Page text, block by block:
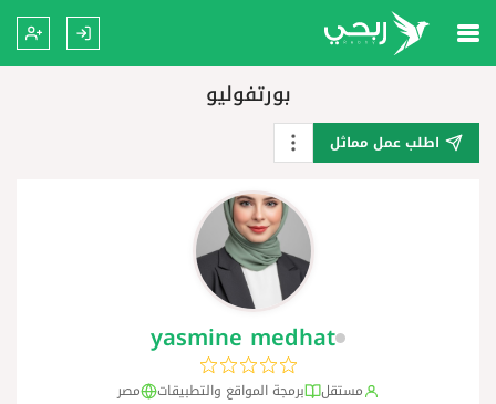
بورتفوليو
اطلب عمل مماثل
yasmine medhat
مستقل برمجة المواقع والتطبيقات مصر